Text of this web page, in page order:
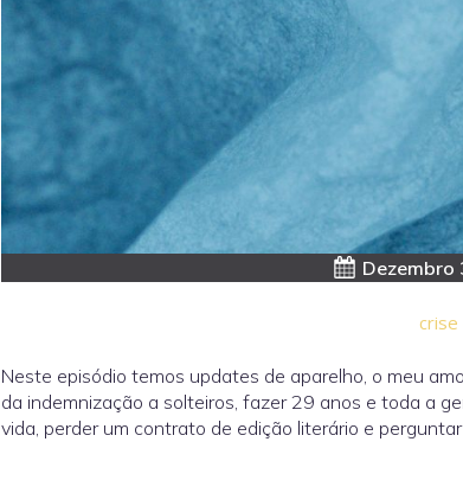
Dezembro
crise
Neste episódio temos updates de aparelho, o meu
da indemnização a solteiros, fazer 29 anos e toda a
vida, perder um contrato de edição literário e